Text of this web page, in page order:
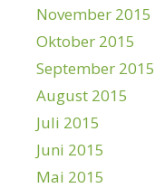
November 2015
Oktober 2015
September 2015
August 2015
Juli 2015
Juni 2015
Mai 2015